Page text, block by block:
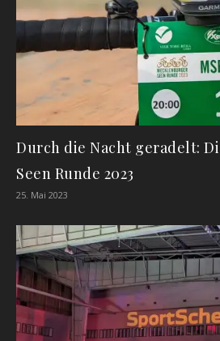
Durch die Nacht geradelt:
Seen Runde 2023
25. Mai 2023